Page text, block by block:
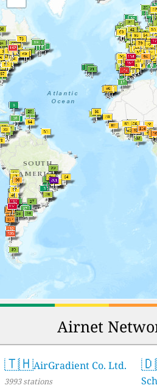
Airnet
🇹🇭AirGradient Co. Ltd.
3993 stations